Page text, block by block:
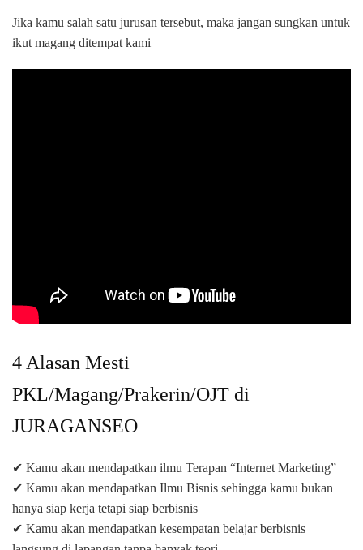
Jika kamu salah satu jurusan tersebut, maka jangan sungkan untuk
ikut magang ditempat kami
4 Alasan Mesti
PKL/Magang/Prakerin/OJT di
JURAGANSEO
✔ Kamu akan mendapatkan ilmu Terapan “Internet Marketing”
✔ Kamu akan mendapatkan Ilmu Bisnis sehingga kamu bukan
hanya siap kerja tetapi siap berbisnis
✔ Kamu akan mendapatkan kesempatan belajar berbisnis